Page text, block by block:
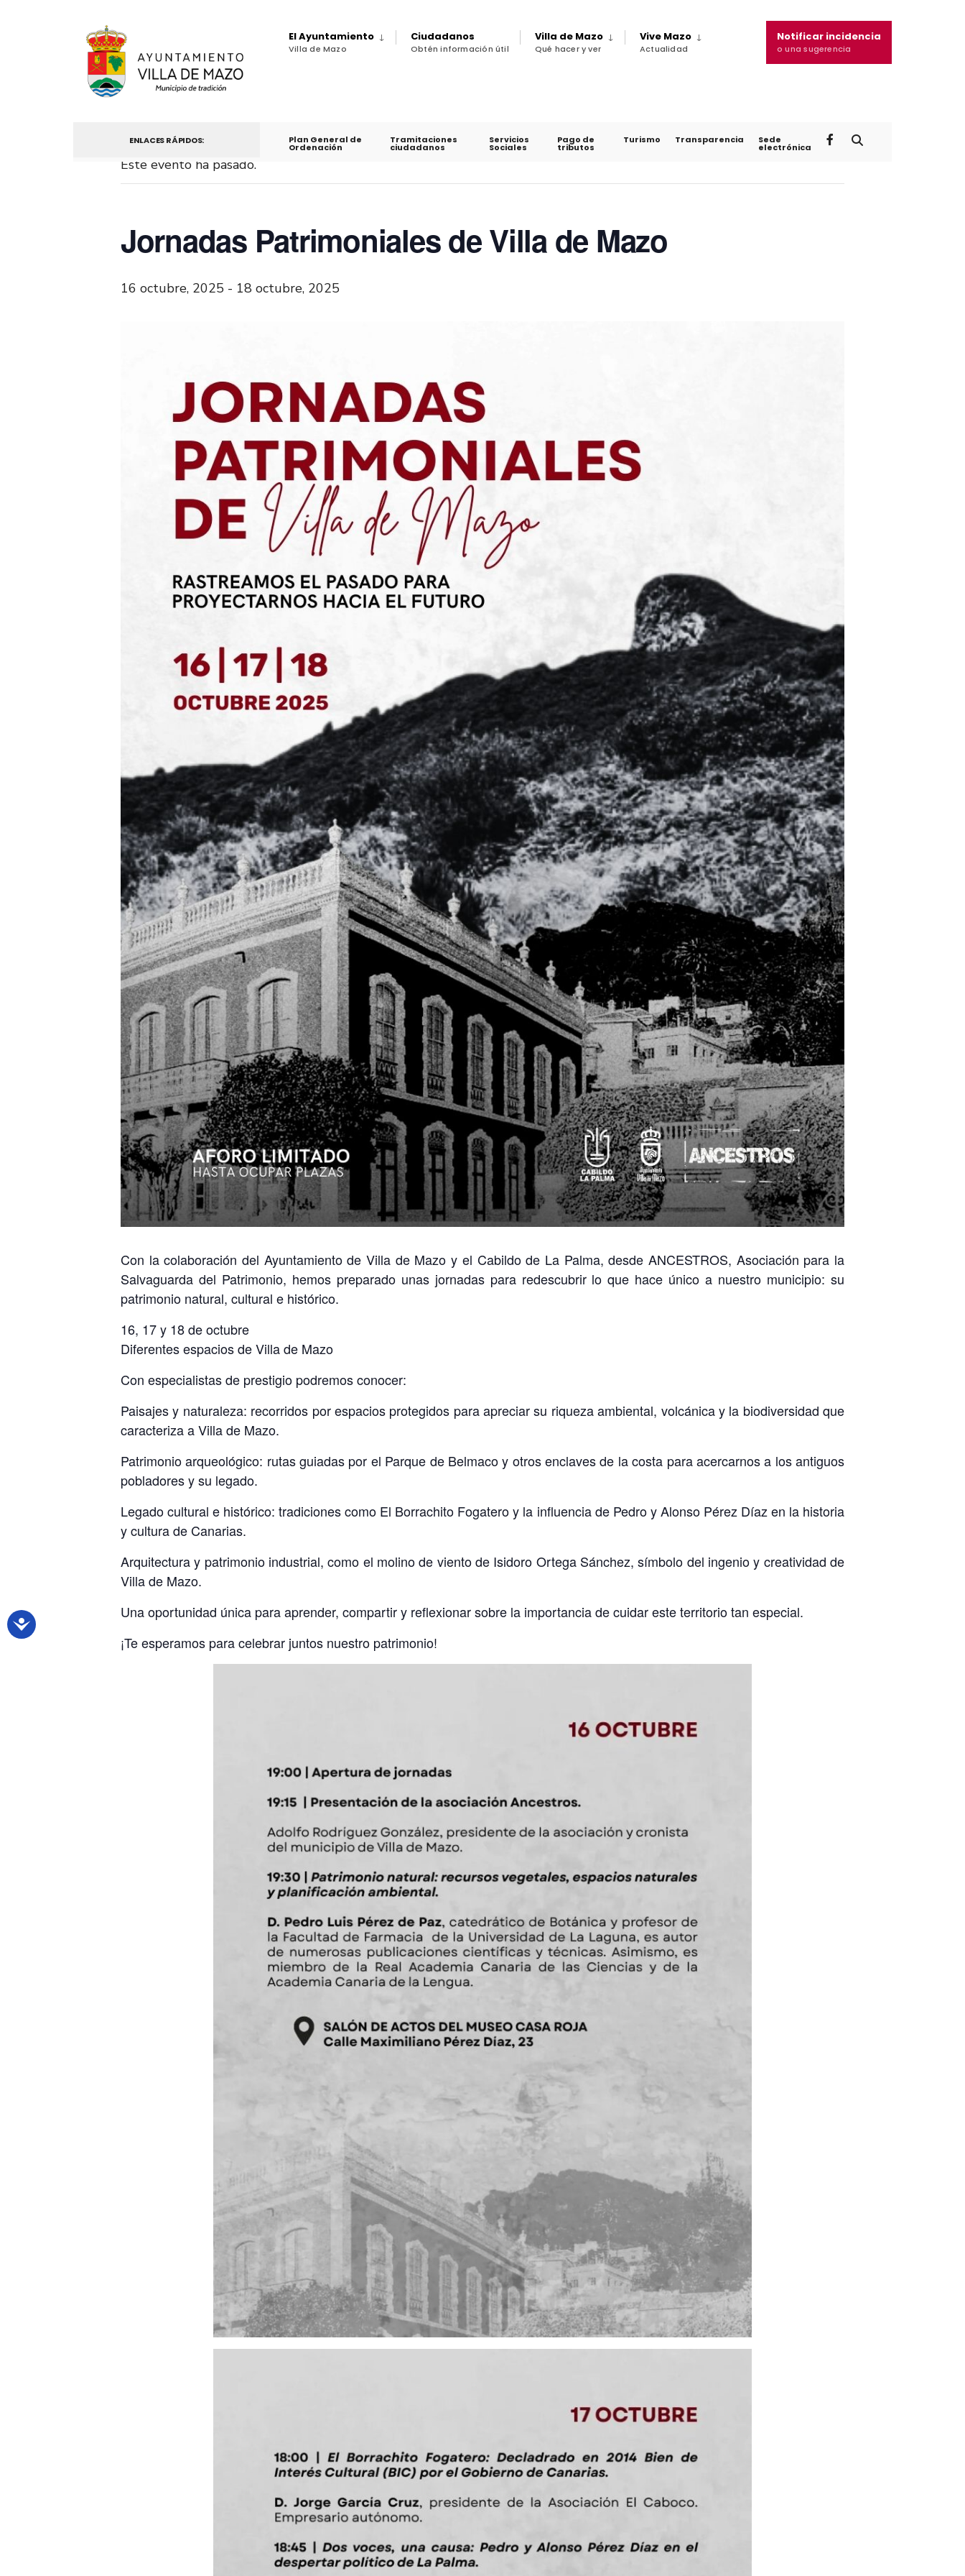
El Ayuntamiento
Villa de Mazo
Ciudadanos
Obtén información útil
Villa de Mazo
Qué hacer y ver
Vive Mazo
Actualidad
Notificar incidencia
o una sugerencia
ENLACES RÁPIDOS: Plan General de
Ordenación
Tramitaciones
ciudadanos
Servicios
Sociales
Pago de
tributos
Turismo Transparencia Sede
electrónica
Este evento ha pasado.
Jornadas Patrimoniales de Villa de Mazo
16 octubre, 2025 - 18 octubre, 2025
Con la colaboración del Ayuntamiento de Villa de Mazo y el Cabildo de La Palma, desde ANCESTROS, Asociación para la
Salvaguarda del Patrimonio, hemos preparado unas jornadas para redescubrir lo que hace único a nuestro municipio: su
patrimonio natural, cultural e histórico.
16, 17 y 18 de octubre
Diferentes espacios de Villa de Mazo
Con especialistas de prestigio podremos conocer:
Paisajes y naturaleza: recorridos por espacios protegidos para apreciar su riqueza ambiental, volcánica y la biodiversidad que
caracteriza a Villa de Mazo.
Patrimonio arqueológico: rutas guiadas por el Parque de Belmaco y otros enclaves de la costa para acercarnos a los antiguos
pobladores y su legado.
Legado cultural e histórico: tradiciones como El Borrachito Fogatero y la influencia de Pedro y Alonso Pérez Díaz en la historia
y cultura de Canarias.
Arquitectura y patrimonio industrial, como el molino de viento de Isidoro Ortega Sánchez, símbolo del ingenio y creatividad de
Villa de Mazo.
Una oportunidad única para aprender, compartir y reflexionar sobre la importancia de cuidar este territorio tan especial.
¡Te esperamos para celebrar juntos nuestro patrimonio!